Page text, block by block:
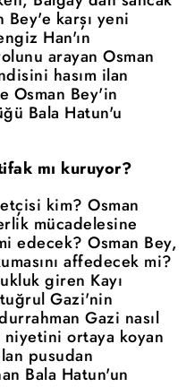
karşı yeni
Han'ın
arayan Osman
hasım ilan
Osman Bey'in
Bala Hatun'u
mı kuruyor?
kim? Osman
mücadelesine
edecek? Osman Bey,
affedecek mi?
giren Kayı
Gazi'nin
Gazi nasıl
ortaya koyan
pusudan
Bala Hatun'un